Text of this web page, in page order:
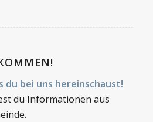
du bei uns hereinschaust!
du Informationen aus